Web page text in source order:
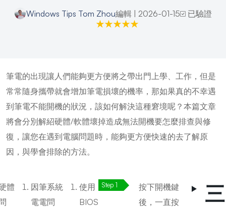
Windows Tips Tom Zhou編輯 | 2026-01-15 已驗證
筆電的出現讓人們能夠更方便將之帶出門上學、工作，但是
常常隨身攜帶就會增加筆電損壞的機率，那如果真的不幸遇
到筆電不能開機的狀況，該如何解決這種窘境呢？本篇文章
將會分別解紹硬體/軟體壞掉造成無法開機要怎麼排查與修
復，讓您在遇到電腦問題時，能夠更方便快速的去了解原
因，與學會排除的方法。
體
因筆
電電
系統
問
使用
BIOS
按下開機鍵
後，一直按